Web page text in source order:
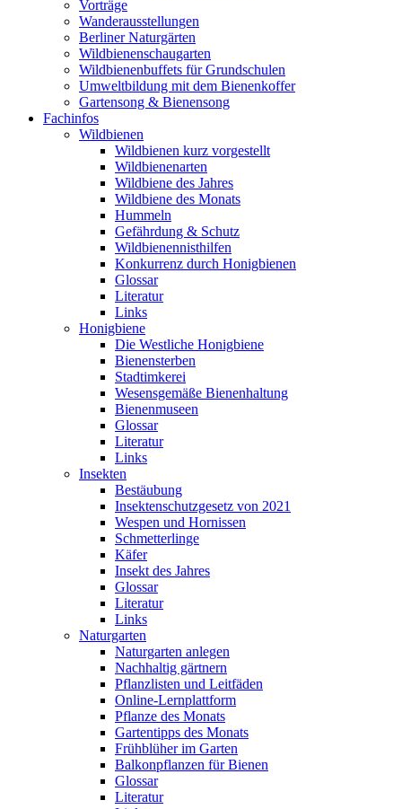
Vorträge
Wanderausstellungen
Berliner Naturgärten
Wildbienenschaugarten
Wildbienenbuffets für Grundschulen
Umweltbildung mit dem Bienenkoffer
Gartensong & Bienensong
Fachinfos
Wildbienen
Wildbienen kurz vorgestellt
Wildbienenarten
Wildbiene des Jahres
Wildbiene des Monats
Hummeln
Gefährdung & Schutz
Wildbienennisthilfen
Konkurrenz durch Honigbienen
Glossar
Literatur
Links
Honigbiene
Die Westliche Honigbiene
Bienensterben
Stadtimkerei
Wesensgemäße Bienenhaltung
Bienenmuseen
Glossar
Literatur
Links
Insekten
Bestäubung
Insektenschutzgesetz von 2021
Wespen und Hornissen
Schmetterlinge
Käfer
Insekt des Jahres
Glossar
Literatur
Links
Naturgarten
Naturgarten anlegen
Nachhaltig gärtnern
Pflanzlisten und Leitfäden
Online-Lernplattform
Pflanze des Monats
Gartentipps des Monats
Frühblüher im Garten
Balkonpflanzen für Bienen
Glossar
Literatur